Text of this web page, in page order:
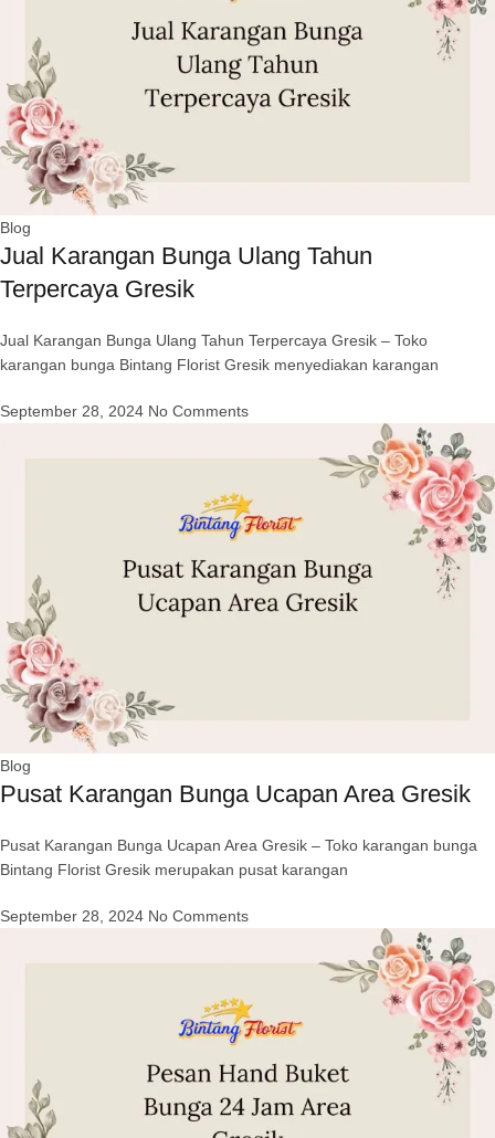
Blog
Jual Karangan Bunga Ulang Tahun
Terpercaya Gresik
Jual Karangan Bunga Ulang Tahun Terpercaya Gresik – Toko
karangan bunga Bintang Florist Gresik menyediakan karangan
September 28, 2024 No Comments
Blog
Pusat Karangan Bunga Ucapan Area Gresik
Pusat Karangan Bunga Ucapan Area Gresik – Toko karangan bunga
Bintang Florist Gresik merupakan pusat karangan
September 28, 2024 No Comments